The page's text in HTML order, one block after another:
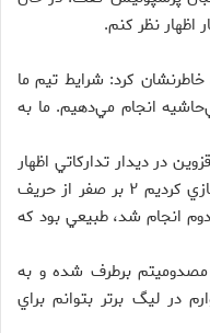
اظهار نظر كنم.
كرد: شرايط تيم ما
انجام مي‌دهيم. ما به
بر ۲ برابر پيكان قزوين در ديدار تداركاتي اظهار
داشت: ‌در نيمه اول كه با نفرات اصلي بازي كرديم ۲ بر صفر از حريف
دوم انجام شد، طبيعي بود كه
برطرف شده و به
در ليگ برتر بتوانم براي